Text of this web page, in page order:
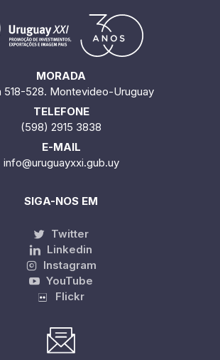
MORADA
518-528. Montevideo-Uruguay
TELEFONE
(598) 2915 3838
E-MAIL
info@uruguayxxi.gub.uy
SIGA-NOS EM
Twitter
Linkedin
Instagram
YouTube
Flickr